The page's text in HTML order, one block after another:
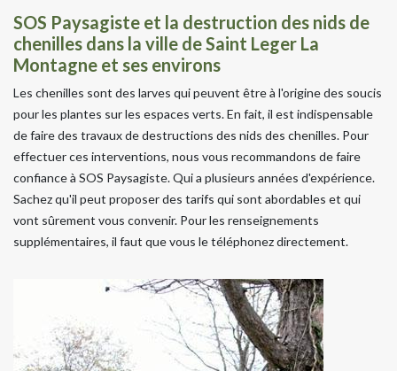
SOS Paysagiste et la destruction des nids de
chenilles dans la ville de Saint Leger La
Montagne et ses environs
Les chenilles sont des larves qui peuvent être à l'origine des soucis
pour les plantes sur les espaces verts. En fait, il est indispensable
de faire des travaux de destructions des nids des chenilles. Pour
effectuer ces interventions, nous vous recommandons de faire
confiance à SOS Paysagiste. Qui a plusieurs années d'expérience.
Sachez qu'il peut proposer des tarifs qui sont abordables et qui
vont sûrement vous convenir. Pour les renseignements
supplémentaires, il faut que vous le téléphonez directement.